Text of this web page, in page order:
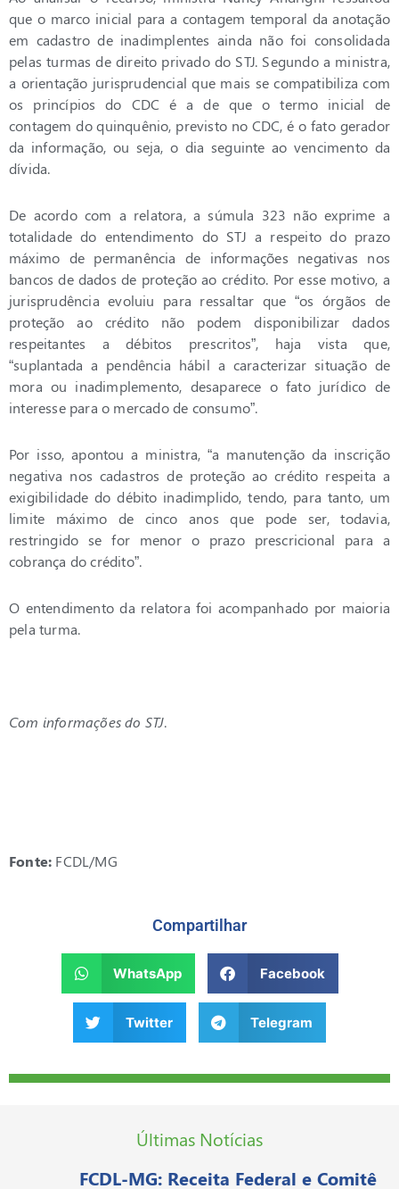
que o marco inicial para a contagem temporal da anotação
em cadastro de inadimplentes ainda não foi consolidada
pelas turmas de direito privado do STJ. Segundo a ministra,
a orientação jurisprudencial que mais se compatibiliza com
os princípios do CDC é a de que o termo inicial de
contagem do quinquênio, previsto no CDC, é o fato gerador
da informação, ou seja, o dia seguinte ao vencimento da
dívida.
De acordo com a relatora, a súmula 323 não exprime a
totalidade do entendimento do STJ a respeito do prazo
máximo de permanência de informações negativas nos
bancos de dados de proteção ao crédito. Por esse motivo, a
jurisprudência evoluiu para ressaltar que “os órgãos de
proteção ao crédito não podem disponibilizar dados
respeitantes a débitos prescritos”, haja vista que,
“suplantada a pendência hábil a caracterizar situação de
mora ou inadimplemento, desaparece o fato jurídico de
interesse para o mercado de consumo”.
Por isso, apontou a ministra, “a manutenção da inscrição
negativa nos cadastros de proteção ao crédito respeita a
exigibilidade do débito inadimplido, tendo, para tanto, um
limite máximo de cinco anos que pode ser, todavia,
restringido se for menor o prazo prescricional para a
cobrança do crédito”.
O entendimento da relatora foi acompanhado por maioria
pela turma.
Com informações do STJ.
Fonte: FCDL/MG
Compartilhar
WhatsApp Facebook
Twitter Telegram
Últimas Notícias
FCDL-MG: Receita Federal e Comitê